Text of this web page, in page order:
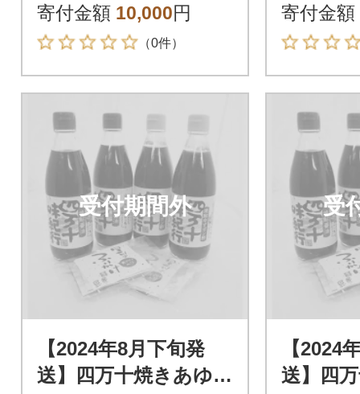
本 Ess-05
寄付金額 10,000円
（0件）
本 Ess-
寄付金額
受付期間外
【2024年8月下旬発
送】四万十焼きあゆだ
受
【2024
送】四